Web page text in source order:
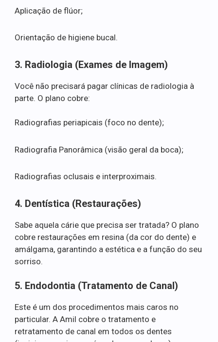
Aplicação de flúor;
Orientação de higiene bucal.
3. Radiologia (Exames de Imagem)
Você não precisará pagar clínicas de radiologia à
parte. O plano cobre:
Radiografias periapicais (foco no dente);
Radiografia Panorâmica (visão geral da boca);
Radiografias oclusais e interproximais.
4. Dentística (Restaurações)
Sabe aquela cárie que precisa ser tratada? O plano
cobre restaurações em resina (da cor do dente) e
amálgama, garantindo a estética e a função do seu
sorriso.
5. Endodontia (Tratamento de Canal)
Este é um dos procedimentos mais caros no
particular. A Amil cobre o tratamento e
retratamento de canal em todos os dentes